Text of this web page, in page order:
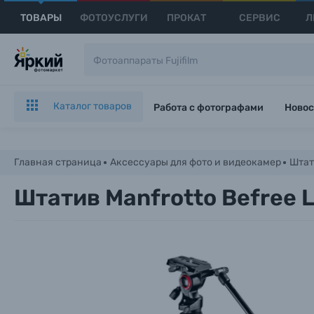
ТОВАРЫ ФОТОУСЛУГИ ПРОКАТ СЕРВИС
Каталог товаров Работа с фотографами
Главная страница Аксессуары для фото и видеокамер
Штатив Manfrotto Befree